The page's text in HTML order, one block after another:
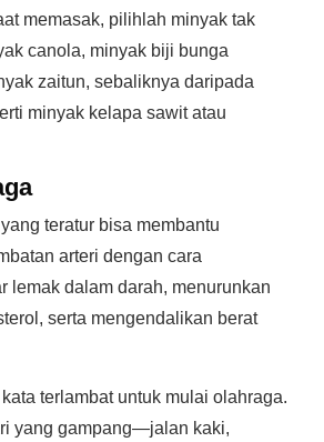
memasak, pilihlah minyak tak
canola, minyak biji bunga
zaitun, sebaliknya daripada
minyak kelapa sawit atau
teratur bisa membantu
arteri dengan cara
lemak dalam darah, menurunkan
serta mengendalikan berat
terlambat untuk mulai olahraga.
yang gampang—jalan kaki,